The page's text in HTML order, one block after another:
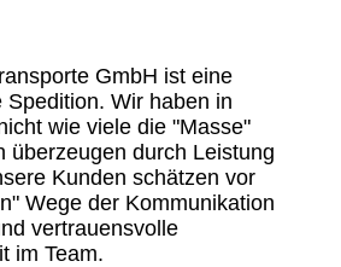
GmbH ist eine
Spedition. Wir haben in
wie viele die "Masse"
überzeugen durch Leistung
Kunden schätzen vor
Wege der Kommunikation
vertrauensvolle
im Team.